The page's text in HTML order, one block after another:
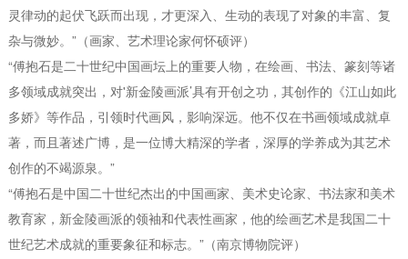
灵律动的起伏飞跃而出现，才更深入、生动的表现了对象的丰富、复
杂与微妙。”（画家、艺术理论家何怀硕评）
“傅抱石是二十世纪中国画坛上的重要人物，在绘画、书法、篆刻等诸
多领域成就突出，对'新金陵画派’具有开创之功，其创作的《江山如此
多娇》等作品，引领时代画风，影响深远。他不仅在书画领域成就卓
著，而且著述广博，是一位博大精深的学者，深厚的学养成为其艺术
创作的不竭源泉。”
“傅抱石是中国二十世纪杰出的中国画家、美术史论家、书法家和美术
教育家，新金陵画派的领袖和代表性画家，他的绘画艺术是我国二十
世纪艺术成就的重要象征和标志。”（南京博物院评）